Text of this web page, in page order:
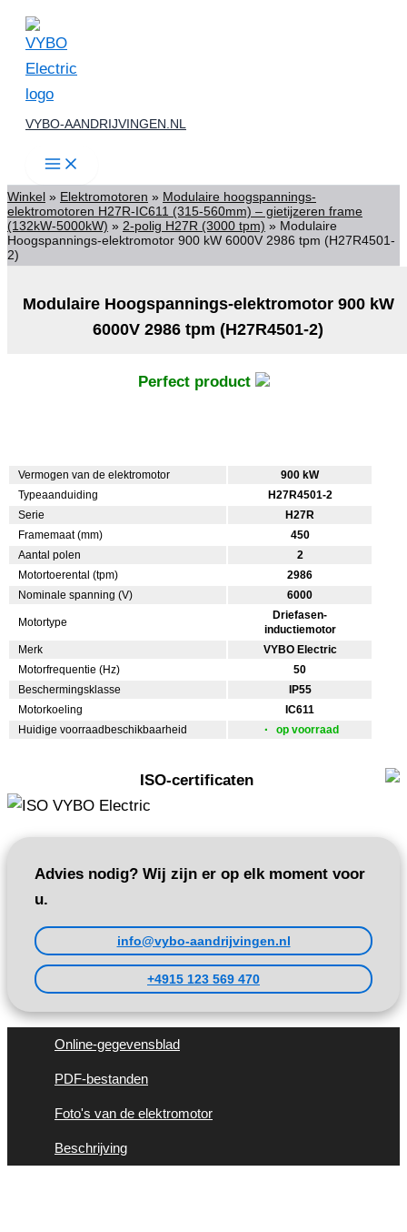
Ga
naar
inhoud
VYBO-AANDRIJVINGEN.NL
Winkel » Elektromotoren » Modulaire hoogspannings-
elektromotoren H27R-IC611 (315-560mm) – gietijzeren frame
(132kW-5000kW) » 2-polig H27R (3000 tpm) » Modulaire
Hoogspannings-elektromotor 900 kW 6000V 2986 tpm (H27R4501-
2)
Modulaire Hoogspannings-elektromotor 900 kW
6000V 2986 tpm (H27R4501-2)
Perfect product
Vermogen van de elektromotor
900 kW
Typeaanduiding
H27R4501-2
Serie
H27R
Framemaat (mm)
450
Aantal polen
2
Motortoerental (tpm)
2986
Nominale spanning (V)
6000
Motortype
Driefasen-
inductiemotor
Merk
VYBO Electric
Motorfrequentie (Hz)
50
Beschermingsklasse
IP55
Motorkoeling
IC611
Huidige voorraadbeschikbaarheid
op voorraad
ISO-certificaten
Advies nodig? Wij zijn er op elk moment voor
u.
info@vybo-aandrijvingen.nl
+4915 123 569 470
Online-gegevensblad
PDF-bestanden
Foto's van de elektromotor
Beschrijving